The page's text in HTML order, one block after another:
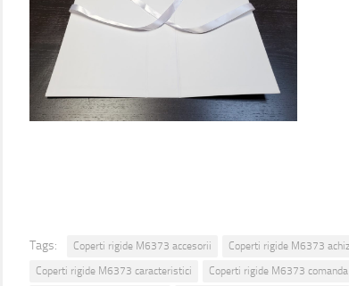
Coperti rigide M6373 caracteristici
Coperti rigide M6373 comanda
Coperti rigide M6373 design
Coperti rigide M6373 disponibilitate